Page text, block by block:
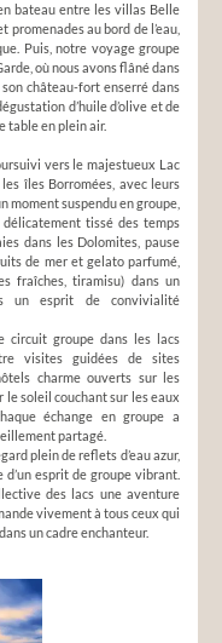
bateau entre les villas Belle
au bord de l’eau,
Puis, notre voyage groupe
où nous avons flâné dans
château-fort enserré dans
d’huile d’olive et de
table en plein air.
vers le majestueux Lac
îles Borromées, avec leurs
suspendu en groupe,
tissé des temps
dans les Dolomites, pause
de mer et gelato parfumé,
fraîches, tiramisu) dans un
un esprit de convivialité
circuit groupe dans les lacs
visites guidées de sites
charme ouverts sur les
soleil couchant sur les eaux
échange en groupe a
partagé.
plein de reflets d’eau azur,
esprit de groupe vibrant.
des lacs une aventure
vivement à tous ceux qui
un cadre enchanteur.